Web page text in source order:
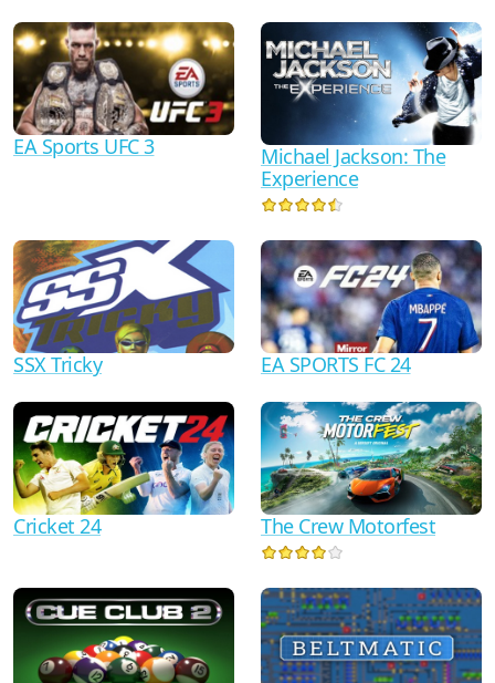
EA Sports UFC 3
Michael Jackson: The
Experience
SSX Tricky EA SPORTS FC 24
Cricket 24 The Crew Motorfest